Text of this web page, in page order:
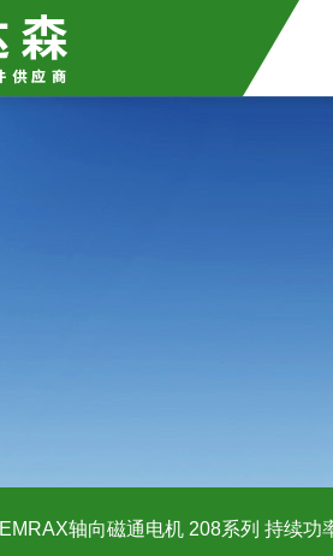
EMRAX轴向磁通电机 208系列 持续功